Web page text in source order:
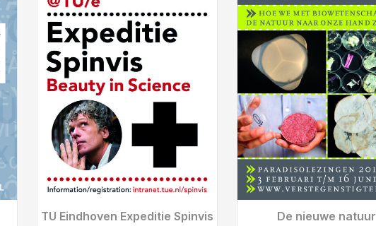
TU Eindhoven Expeditie Spinvis
De nieuwe natuur